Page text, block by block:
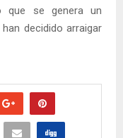
que se genera un
decidido arraigar